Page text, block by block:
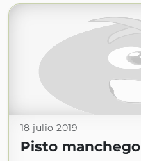
18 julio 2019
Pisto manchego